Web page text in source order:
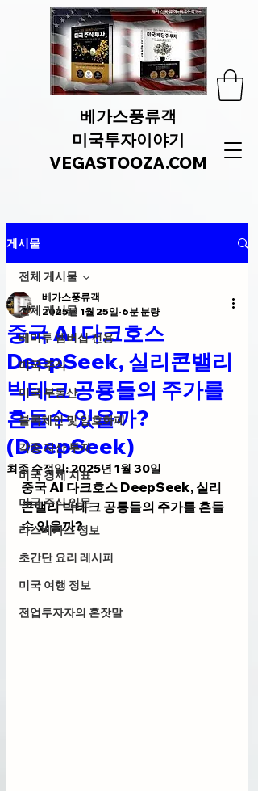
베가스풍류객
미국투자이야기
VEGASTOOZA.COM
게시물
전체 게시물
베미투 멤버십 전용
미국 주식
미국 부동산
블록체인 및 암호화폐
각종 자산 투자
미국 경제 지표
미국 주식 입문
라스베가스 정보
초간단 요리 레시피
미국 여행 정보
전업투자자의 혼잣말
전체 게시물
중국 AI 다크호스
DeepSeek, 실리콘밸리
빅테크 공룡들의 주가를
흔들수 있을까?
(DeepSeek)
베가스풍류객
2025년 1월 25일 6분 분량
최종 수정일:2025년 1월 30일
중국 AI 다크호스 DeepSeek, 실리
콘밸리 빅테크 공룡들의 주가를 흔들
수 있을까?